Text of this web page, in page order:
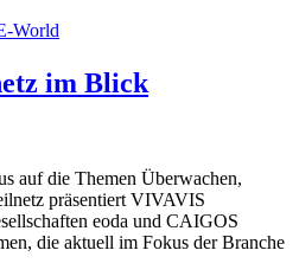
World
im Blick
auf die Themen Überwachen,
präsentiert VIVAVIS
eoda und CAIGOS
die aktuell im Fokus der Branche